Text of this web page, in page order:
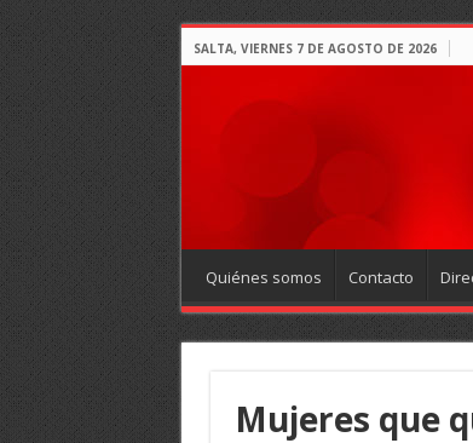
SALTA, VIERNES 7 DE AGOSTO DE 2026
Quiénes somos Contacto
Mujeres que